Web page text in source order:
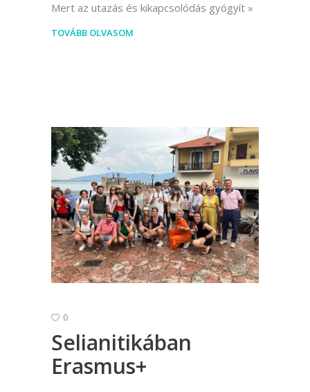
Mert az utazás és kikapcsolódás gyógyít
TOVÁBB OLVASOM
0
Selianitikában
Erasmus+